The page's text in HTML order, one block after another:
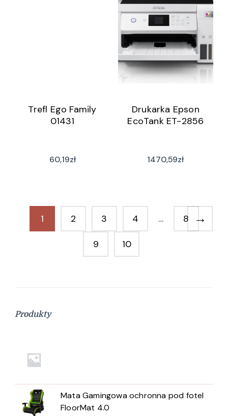
Trefl Ego Family
01431
60,19zł
Drukarka Epson
EcoTank ET-2856
1470,59zł
1 2 3 4 … 8
9 10
→
Produkty
Mata Gamingowa ochronna pod fotel
FloorMat 4.0